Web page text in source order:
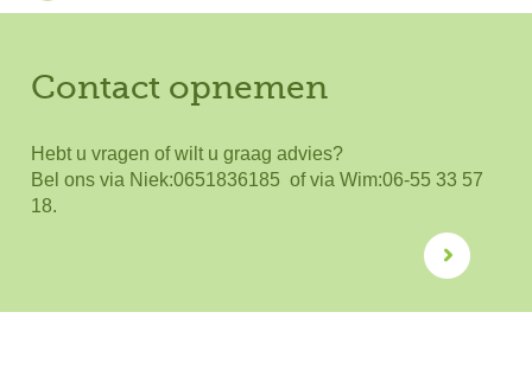
Contact opnemen
Hebt u vragen of wilt u graag advies?
Bel ons via Niek:0651836185 of via Wim:06-55 33 57
18.